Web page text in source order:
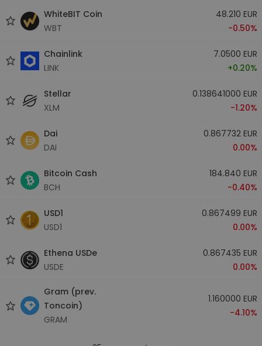
WhiteBIT Coin
WBT
48.210 EUR
-0.50%
Chainlink
LINK
7.0500 EUR
+0.20%
Stellar
XLM
0.138641000 EUR
-1.20%
Dai
DAI
0.867732 EUR
0.00%
Bitcoin Cash
BCH
184.840 EUR
-0.40%
USD1
USD1
0.867499 EUR
0.00%
Ethena USDe
USDE
0.867435 EUR
0.00%
Gram (prev.
Toncoin)
GRAM
1.160000 EUR
-4.10%